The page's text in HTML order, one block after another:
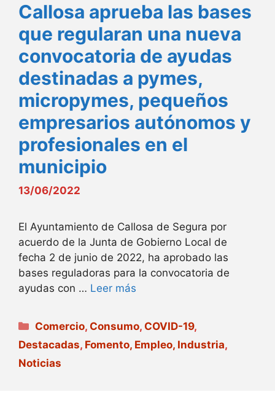
Callosa aprueba las bases
que regularan una nueva
convocatoria de ayudas
destinadas a pymes,
micropymes, pequeños
empresarios autónomos y
profesionales en el
municipio
13/06/2022
El Ayuntamiento de Callosa de Segura por
acuerdo de la Junta de Gobierno Local de
fecha 2 de junio de 2022, ha aprobado las
bases reguladoras para la convocatoria de
ayudas con … Leer más
Categorías
Comercio,Consumo,COVID-19,
Destacadas, Fomento, Empleo, Industria,
Noticias